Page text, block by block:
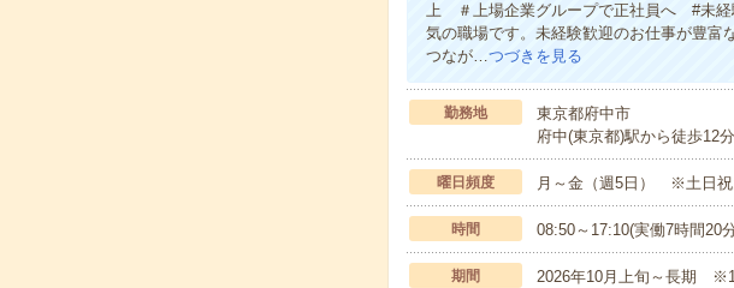
上 ＃上場企業グループで正社員へ #未経
気の職場です。未経験歓迎のお仕事が豊富
つなが…つづきを見る
勤務地
東京都府中市
府中(東京都)駅から徒歩12
曜日頻度 月～金（週5日） ※土日祝
時間 08:50～17:10(実働7時間
期間 2026年10月上旬～長期